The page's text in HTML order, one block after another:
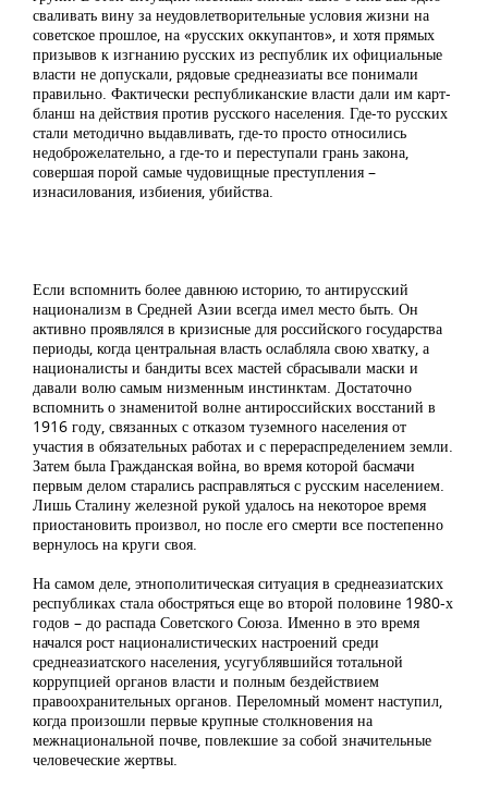
сваливать вину за неудовлетворительные условия жизни на
советское прошлое, на «русских оккупантов», и хотя прямых
призывов к изгнанию русских из республик их официальные
власти не допускали, рядовые среднеазиаты все понимали
правильно. Фактически республиканские власти дали им карт-
бланш на действия против русского населения. Где-то русских
стали методично выдавливать, где-то просто относились
недоброжелательно, а где-то и переступали грань закона,
совершая порой самые чудовищные преступления –
изнасилования, избиения, убийства.
Если вспомнить более давнюю историю, то антирусский
национализм в Средней Азии всегда имел место быть. Он
активно проявлялся в кризисные для российского государства
периоды, когда центральная власть ослабляла свою хватку, а
националисты и бандиты всех мастей сбрасывали маски и
давали волю самым низменным инстинктам. Достаточно
вспомнить о знаменитой волне антироссийских восстаний в
1916 году, связанных с отказом туземного населения от
участия в обязательных работах и с перераспределением земли.
Затем была Гражданская война, во время которой басмачи
первым делом старались расправляться с русским населением.
Лишь Сталину железной рукой удалось на некоторое время
приостановить произвол, но после его смерти все постепенно
вернулось на круги своя.
На самом деле, этнополитическая ситуация в среднеазиатских
республиках стала обостряться еще во второй половине 1980-х
годов – до распада Советского Союза. Именно в это время
начался рост националистических настроений среди
среднеазиатского населения, усугублявшийся тотальной
коррупцией органов власти и полным бездействием
правоохранительных органов. Переломный момент наступил,
когда произошли первые крупные столкновения на
межнациональной почве, повлекшие за собой значительные
человеческие жертвы.